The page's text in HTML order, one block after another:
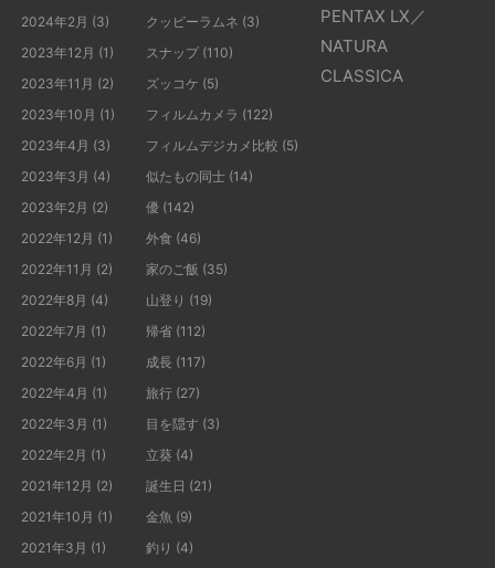
2024年2月 (3)
2023年12月 (1)
2023年11月 (2)
2023年10月 (1)
2023年4月 (3)
2023年3月 (4)
2023年2月 (2)
2022年12月 (1)
2022年11月 (2)
2022年8月 (4)
2022年7月 (1)
2022年6月 (1)
2022年4月 (1)
2022年3月 (1)
2022年2月 (1)
2021年12月 (2)
2021年10月 (1)
2021年3月 (1)
クッピーラムネ (3)
スナップ(110)
ズッコケ (5)
フィルムカメラ (122)
フィルムデジカメ比較 (5)
似たもの同士(14)
優(142)
外食 (46)
家のご飯 (35)
山登り (19)
帰省(112)
成長 (117)
旅行(27)
目を隠す (3)
立葵(4)
誕生日 (21)
金魚 (9)
釣り (4)
PENTAX LX／
NATURA
CLASSICA